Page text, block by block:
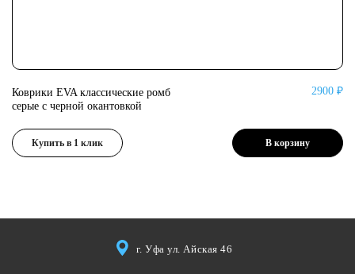
Коврики EVA классические ромб
серые с черной окантовкой
2900 ₽
Купить в 1 клик В корзину
г. Уфа ул. Айская 46